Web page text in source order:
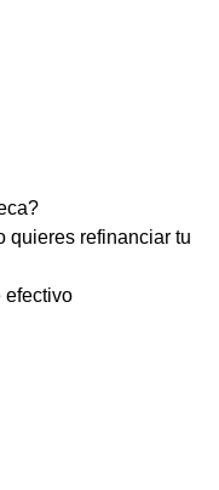
quieres refinanciar tu
efectivo